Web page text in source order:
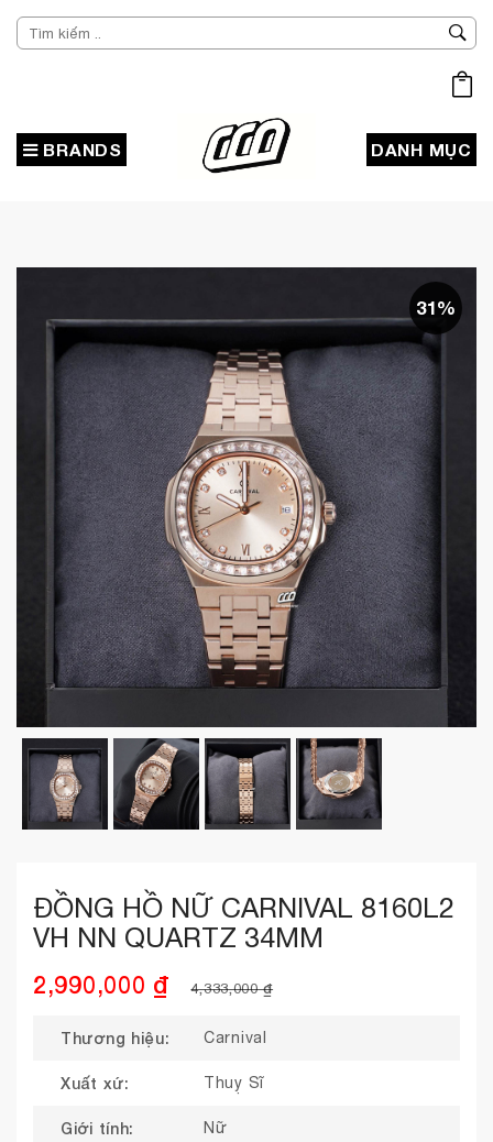
BRANDS DANH MỤC
31%
ĐỒNG HỒ NỮ CARNIVAL 8160L2
VH NN QUARTZ 34MM
2,990,000 ₫ 4,333,000 ₫
Thương hiệu: Carnival
Xuất xứ: Thuỵ Sĩ
Giới tính: Nữ